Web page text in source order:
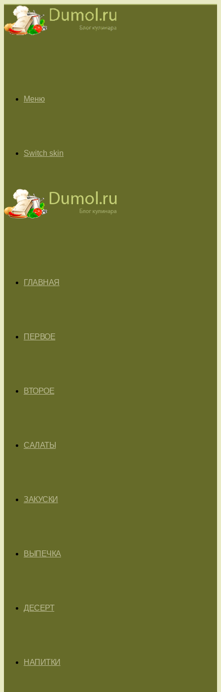
Меню
Switch skin
ГЛАВНАЯ
ПЕРВОЕ
ВТОРОЕ
САЛАТЫ
ЗАКУСКИ
ВЫПЕЧКА
ДЕСЕРТ
НАПИТКИ